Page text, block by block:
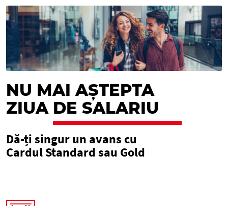
NU MAI AȘTEPTA
ZIUA DE SALARIU
Dă-ți singur un avans cu
Cardul Standard sau Gold